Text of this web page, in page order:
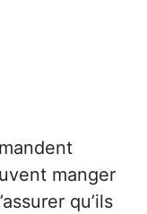
manger
qu’ils